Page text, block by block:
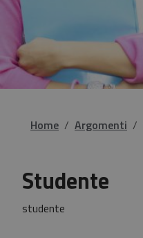
Home Argomenti
Studente
studente